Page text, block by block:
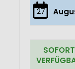
27
SOFORT